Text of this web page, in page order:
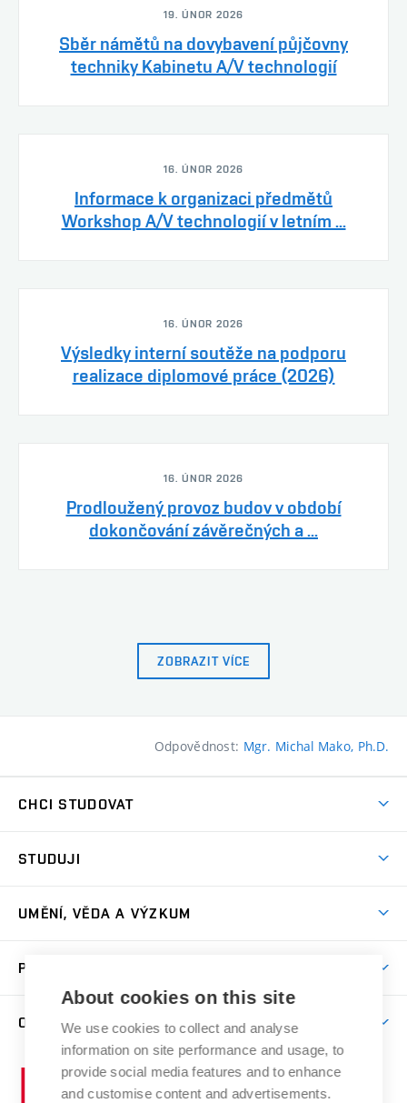
19. ÚNOR 2026
Sběr námětů na dovybavení půjčovny
techniky Kabinetu A/V technologií
16. ÚNOR 2026
Informace k organizaci předmětů
Workshop A/V technologií v letním ...
16. ÚNOR 2026
Výsledky interní soutěže na podporu
realizace diplomové práce (2026)
16. ÚNOR 2026
Prodloužený provoz budov v období
dokončování závěrečných a ...
ZOBRAZIT VÍCE
Odpovědnost: Mgr. Michal Mako, Ph.D.
CHCI STUDOVAT
Přijímačky
Dny otevřených dveří
Přípravné kurzy
Studium bez bariér
Katedra teorií a dějin umění
Kabinety a dílny
Kontakt
STUDUJI
Časový plán studia
Studijní předpisy a formuláře
Studium a stáže v zahraničí
Rezidenční pobyty
Odborná praxe
UMĚNÍ, VĚDA A VÝZKUM
Publikační činnost
Projekty
Výstavy
PRO VEŘEJNOST
Letní školy a semestrální kurzy
Nakladatelská a vydavatelská činnost
Research Catalogue
O FAKULTĚ
Aktuality
Informační tabule
Vysoké
About cookies on this site
We use cookies to collect and analyse
information on site performance and usage, to
provide social media features and to enhance
and customise content and advertisements.